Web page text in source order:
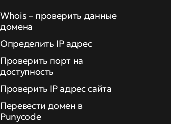
Whois – проверить данные
домена
Определить IP адрес
Проверить порт на
доступность
Проверить IP адрес сайта
Перевести домен в
Punycode